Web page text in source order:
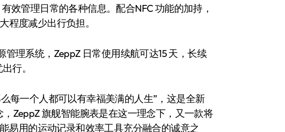
效管理日常的各种信息。配合NFC 功能的加持，
程度减少出行负担。
理系统，ZeppZ 日常使用续航可达15 天，长续
行。
每一个人都可以有幸福美满的人生”，这是全新
ZeppZ 旗舰智能腕表是在这一理念下，又一款将
易用的运动记录和效率工具充分融合的诚意之